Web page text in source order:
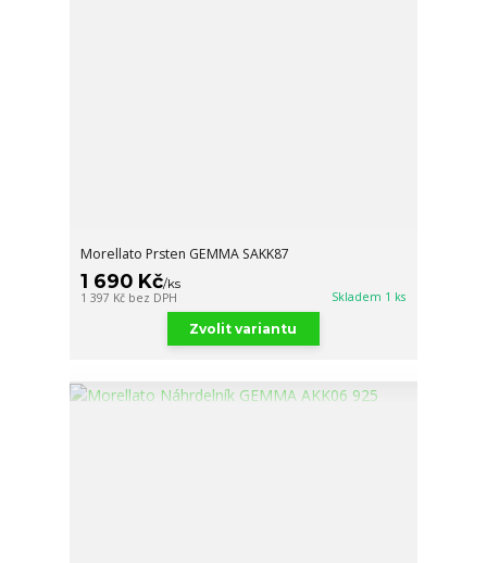
Morellato Prsten GEMMA SAKK87
1 690 Kč/ks
1 397 Kč bez DPH Skladem 1 ks
Zvolit variantu